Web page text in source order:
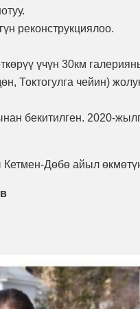
реконструкциялоо.
үчүн 30км
Токтогулга чейин)
бекитилген. 2020-
Дөбө айыл